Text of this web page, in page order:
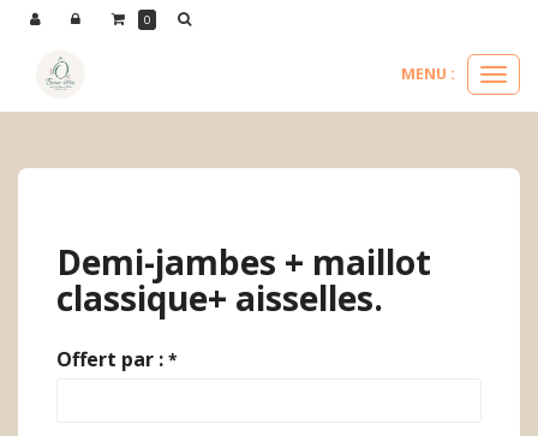
Ouvrir
le
MENU :
Demi-jambes + maillot
classique+ aisselles.
Offert par :*
0
Panneau de gestion des cookies